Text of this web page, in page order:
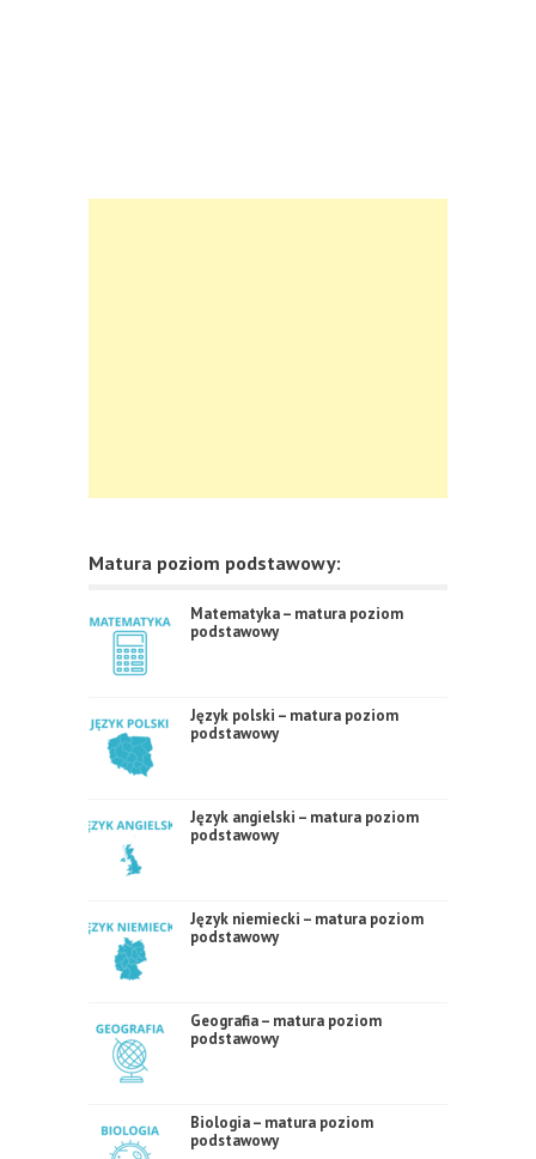
Matura poziom podstawowy:
Matematyka – matura poziom
podstawowy
Język polski – matura poziom
podstawowy
Język angielski – matura poziom
podstawowy
Język niemiecki – matura poziom
podstawowy
Geografia – matura poziom
podstawowy
Biologia – matura poziom
podstawowy